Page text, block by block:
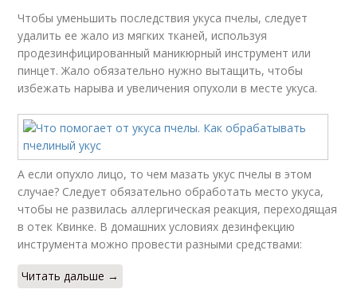
Чтобы уменьшить последствия укуса пчелы, следует
удалить ее жало из мягких тканей, используя
продезинфицированный маникюрный инструмент или
пинцет. Жало обязательно нужно вытащить, чтобы
избежать нарыва и увеличения опухоли в месте укуса.
А если опухло лицо, то чем мазать укус пчелы в этом
случае? Следует обязательно обработать место укуса,
чтобы не развилась аллергическая реакция, переходящая
в отек Квинке. В домашних условиях дезинфекцию
инструмента можно провести разными средствами:
Читать дальше →